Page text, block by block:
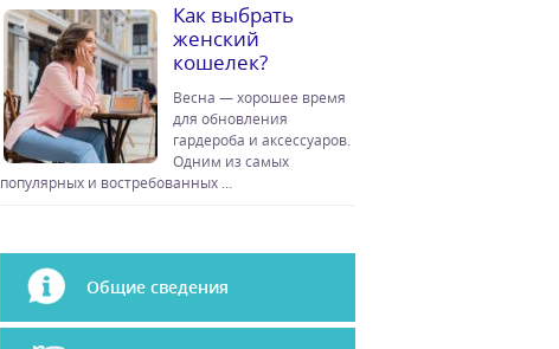
Как выбрать
женский
кошелек?
Весна — хорошее время
для обновления
гардероба и аксессуаров.
Одним из самых
популярных и востребованных …
Общие сведения